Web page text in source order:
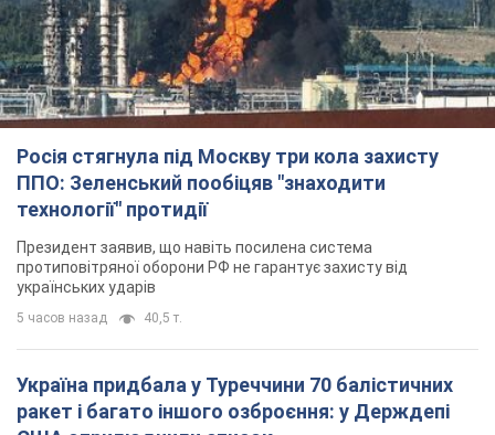
Росія стягнула під Москву три кола захисту
ППО: Зеленський пообіцяв "знаходити
технології" протидії
Президент заявив, що навіть посилена система
протиповітряної оборони РФ не гарантує захисту від
українських ударів
5 часов назад 40,5 т.
Україна придбала у Туреччини 70 балістичних
ракет і багато іншого озброєння: у Держдепі